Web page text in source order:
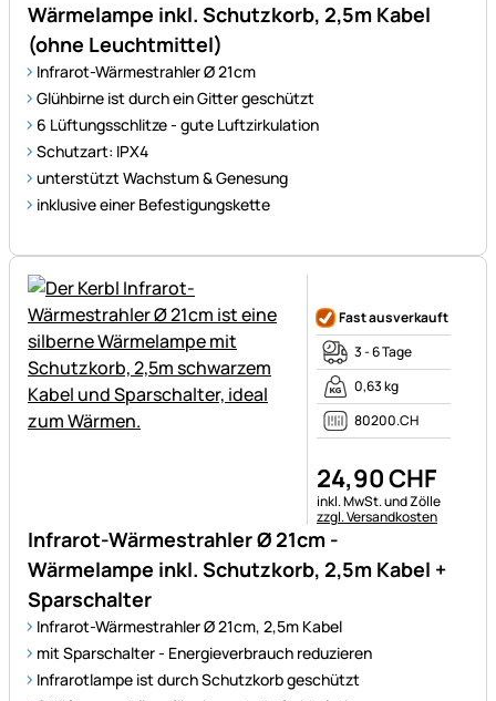
Wärmelampe inkl. Schutzkorb, 2,5m Kabel
(ohne Leuchtmittel)
Infrarot-Wärmestrahler Ø 21cm
Glühbirne ist durch ein Gitter geschützt
6 Lüftungsschlitze - gute Luftzirkulation
Schutzart: IPX4
unterstützt Wachstum & Genesung
inklusive einer Befestigungskette
Infrarot-Wärmestrahler Ø 21cm -
Wärmelampe inkl. Schutzkorb, 2,5m Kabel +
Sparschalter
Infrarot-Wärmestrahler Ø 21cm, 2,5m Kabel
mit Sparschalter - Energieverbrauch reduzieren
Infrarotlampe ist durch Schutzkorb geschützt
Fast ausverkauft
3 - 6 Tage
0,63 kg
80200.CH
24,90CHF
Steuerhinweis:
inkl. MwSt. und Zölle
zzgl. Versandkosten